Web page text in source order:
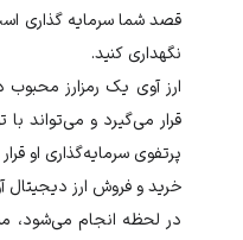
قصد شما سرمایه گذاری
نگهداری کنید.
ارزآوی یک رمزارز محبوب
قرار می‌گیرد و
پرتفوی سرمایه‌گذاری او
خرید و فروش ارز دیجیتال
در لحظه انجام می‌شود،